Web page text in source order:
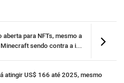
aberta para NFTs, mesmo a
Minecraft sendo contra a i...
atingir US$ 166 até 2025, mesmo